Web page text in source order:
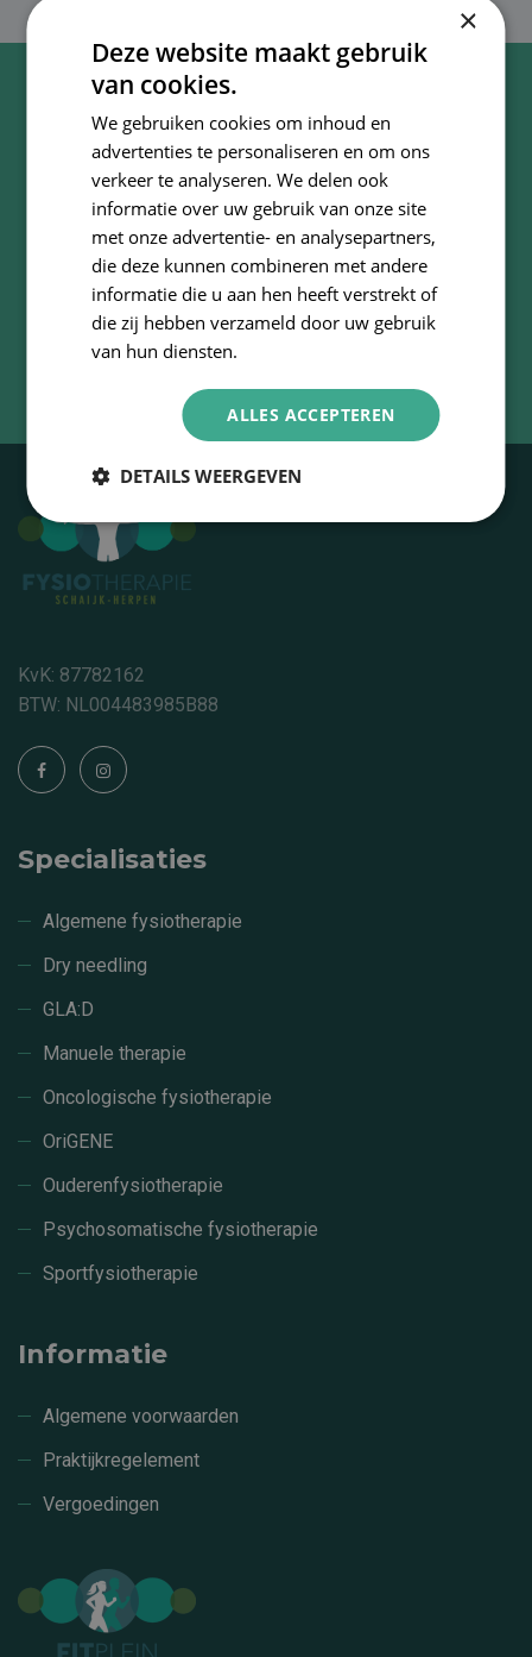
Kapelanieplein 27, Schaijk
Sint Sebastianusstraat 10, Herpen
Telefoon
0486 - 46 16 39
E-mail
KvK: 87782162
BTW: NL004483985B88
Specialisaties
Algemene fysiotherapie
Dry needling
GLA:D
Manuele therapie
Oncologische fysiotherapie
OriGENE
Ouderenfysiotherapie
Psychosomatische fysiotherapie
Sportfysiotherapie
Informatie
Algemene voorwaarden
Praktijkregelement
Vergoedingen
×
Deze website maakt gebruik
van cookies.
We gebruiken cookies om inhoud en
advertenties te personaliseren en om ons
verkeer te analyseren. We delen ook
informatie over uw gebruik van onze site
met onze advertentie- en analysepartners,
die deze kunnen combineren met andere
informatie die u aan hen heeft verstrekt of
die zij hebben verzameld door uw gebruik
van hun diensten.
ALLES ACCEPTEREN
DETAILS WEERGEVEN